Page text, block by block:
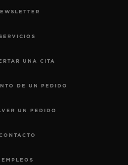
UNA CITA
DE UN PEDIDO
UN PEDIDO
EMPLEOS